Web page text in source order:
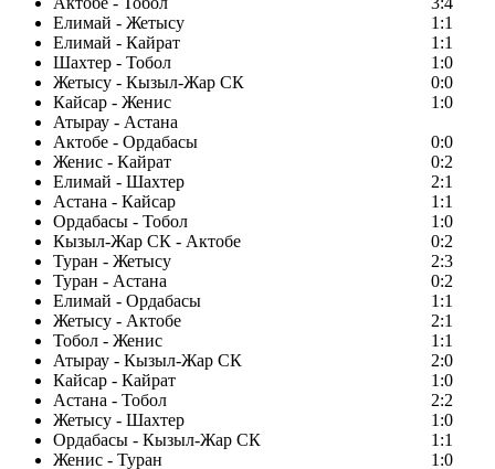
Елимай - Жетысу
1:1
Елимай - Кайрат
1:1
Шахтер - Тобол
1:0
Жетысу - Кызыл-Жар СК
0:0
Кайсар - Женис
1:0
Атырау - Астана
Актобе - Ордабасы
0:0
Женис - Кайрат
0:2
Елимай - Шахтер
2:1
Астана - Кайсар
1:1
Ордабасы - Тобол
1:0
Кызыл-Жар СК - Актобе
0:2
Туран - Жетысу
2:3
Туран - Астана
0:2
Елимай - Ордабасы
1:1
Жетысу - Актобе
2:1
Тобол - Женис
1:1
Атырау - Кызыл-Жар СК
2:0
Кайсар - Кайрат
1:0
Астана - Тобол
2:2
Жетысу - Шахтер
1:0
Ордабасы - Кызыл-Жар СК
1:1
Женис - Туран
1:0